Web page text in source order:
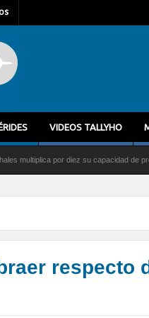
VIDEOS TALLYHO
por diez su capacidad de producción de
respecto